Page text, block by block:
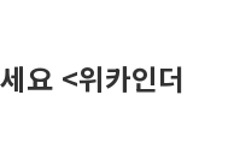
요 <위카인더